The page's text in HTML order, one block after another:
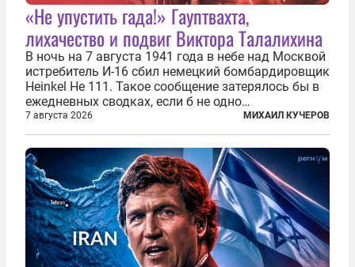
«Не упустить гада!» Гауптвахта,
лихачество и подвиг Виктора Талалихина
В ночь на 7 августа 1941 года в небе над Москвой
истребитель И-16 сбил немецкий бомбардировщик
Heinkel He 111. Такое сообщение затерялось бы в
ежедневных сводках, если б не одно
обстоятельство. Это был один из первых в
истории отечественной авиации ночных таранов.
У пилота — младшего лейтенанта...
7 августа 2026 МИХАИЛ КУЧЕРОВ